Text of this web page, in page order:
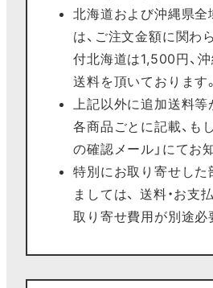
北海道および沖縄県全
は、ご注文金額に関わ
付北海道は1,500円、
送料を頂いております。
上記以外に追加送料
各商品ごとに記載、も
の確認メール」にてお
特別にお取り寄せした
ましては、 送料・お支
取り寄せ費用が別途必